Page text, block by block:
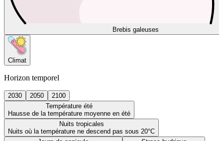
Brebis galeuses
Climat
Horizon temporel
2030 2050
2100
Température été
Hausse de la température moyenne en été
Nuits tropicales
Nuits où la température ne descend pas sous 20°C